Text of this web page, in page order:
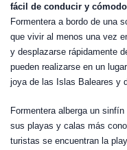
fácil de conducir y
Formentera a bordo de una
que vivir al menos una vez
y desplazarse rápidamente
pueden realizarse en un
joya de las Islas Baleares y
Formentera alberga un
sus playas y calas más
turistas se encuentran la